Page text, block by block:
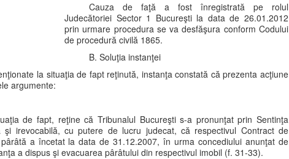
Cauza de faţă a fost înregistrată pe rolul
Judecătoriei Sector 1 Bucureşti la data de 26.01.2012
prin urmare procedura se va desfăşura conform Codului
de procedură civilă 1865.
B. Soluţia instanţei
la situaţia de fapt reţinută, instanţa constată că prezenta acţiune
argumente:
de fapt, reţine că Tribunalul Bucureşti s-a pronunţat prin Sentinţa
irevocabilă, cu putere de lucru judecat, că respectivul Contract de
a încetat la data de 31.12.2007, în urma concediului anunţat de
a dispus şi evacuarea pârâtului din respectivul imobil (f. 31-33).